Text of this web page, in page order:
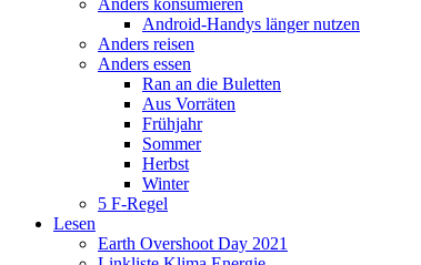
Android-Handys länger nutzen
Anders reisen
Anders essen
Ran an die Buletten
Aus Vorräten
Frühjahr
Sommer
Herbst
Winter
5 F-Regel
Lesen
Earth Overshoot Day 2021